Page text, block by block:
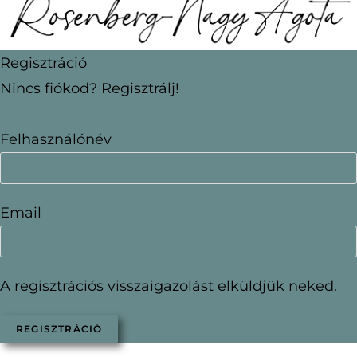
Regisztráció
Nincs fiókod? Regisztrálj!
Felhasználónév
Email
A regisztrációs visszaigazolást elküldjük neked.